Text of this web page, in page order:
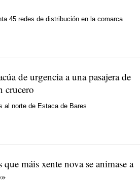
45 redes de distribución en la comarca
de urgencia a una pasajera de
crucero
al norte de Estaca de Bares
que máis xente nova se animase a